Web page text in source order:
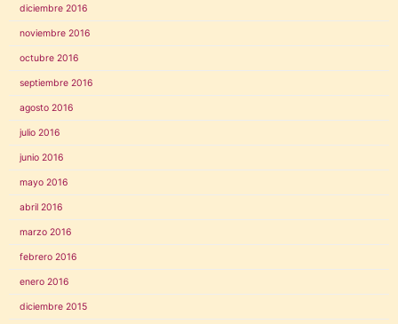
diciembre 2016
noviembre 2016
octubre 2016
septiembre 2016
agosto 2016
julio 2016
junio 2016
mayo 2016
abril 2016
marzo 2016
febrero 2016
enero 2016
diciembre 2015